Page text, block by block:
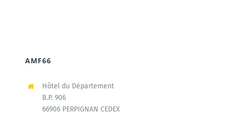
AMF66
Hôtel du Département
B.P. 906
66906 PERPIGNAN CEDEX